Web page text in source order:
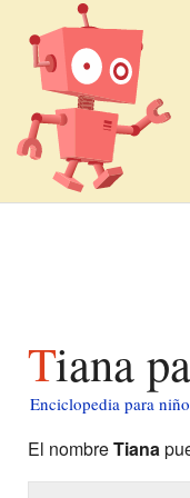
Tiana
Enciclopedia para
El nombreTiana